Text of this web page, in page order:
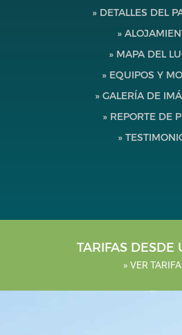
Galería
» DETALLES DEL
»
» MAPA DEL
» EQUIPOS Y
» GALERÍA DE
» REPORTE DE
»
TARIFAS DESDE
» VER